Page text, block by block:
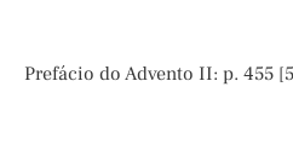
Prefácio do Advento II: p. 455